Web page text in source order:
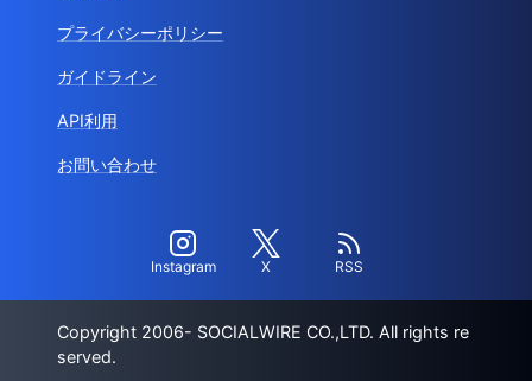
プライバシーポリシー
ガイドライン
API利用
お問い合わせ
Instagram X RSS
Copyright 2006- SOCIALWIRE CO.,LTD. All rights re
served.